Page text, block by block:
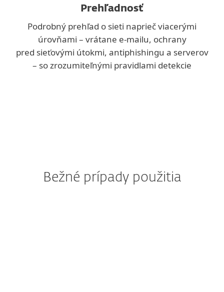
Prehľadnosť
Podrobný prehľad o sieti naprieč viacerými
úrovňami – vrátane e‑mailu, ochrany
pred sieťovými útokmi, antiphishingu a serverov
– so zrozumiteľnými pravidlami detekcie
Bežné prípady použitia